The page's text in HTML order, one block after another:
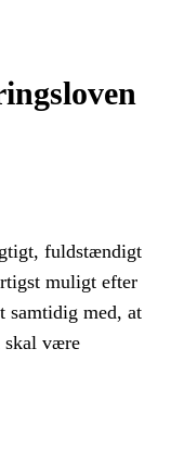
fuldstændigt
muligt efter
samtidig med, at
skal være